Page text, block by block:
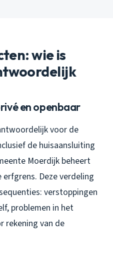
wie is
en openbaar
voor de
de huisaansluiting
Moerdijk beheert
Deze verdeling
verstoppingen
problemen in het
rekening van de